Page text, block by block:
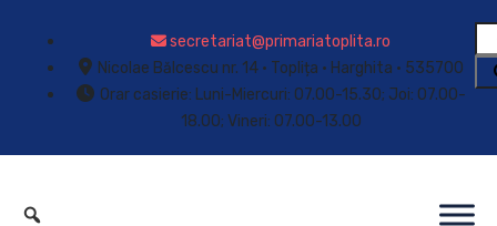
secretariat@primariatoplita.ro
Nicolae Bălcescu nr. 14 • Toplița • Harghita • 535700
Orar casierie: Luni-Miercuri: 07.00-15.30; Joi: 07.00-
18.00; Vineri: 07.00-13.00